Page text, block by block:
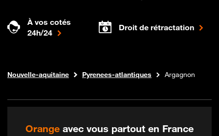
À vos cotés
24h/24
Droit de rétractation
Boutique Orange
Internet fibre
Nouvelle-aquitaine Pyrenees-atlantiques Argagnon